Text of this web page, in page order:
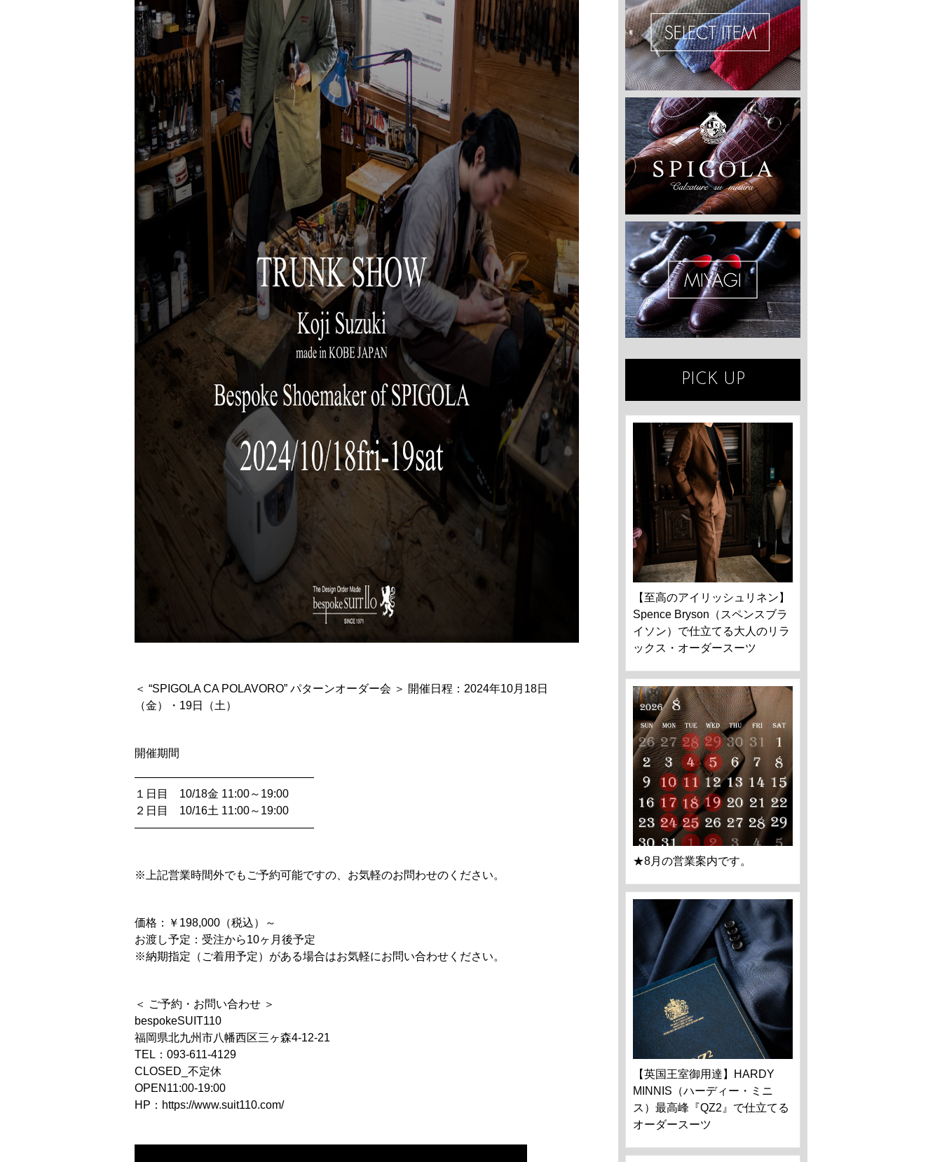
＜ “SPIGOLA CA POLAVORO” パターンオーダー会 ＞ 開催日程：2024年10月18日
（金）・19日（土）
開催期間
――――――――――――――――
１日目 10/18金 11:00～19:00
２日目 10/16土 11:00～19:00
――――――――――――――――
※上記営業時間外でもご予約可能ですの、お気軽のお問わせのください。
価格：￥198,000（税込）～
お渡し予定：受注から10ヶ月後予定
※納期指定（ご着用予定）がある場合はお気軽にお問い合わせください。
＜ ご予約・お問い合わせ ＞
bespokeSUIT110
福岡県北九州市八幡西区三ヶ森4-12-21
TEL：093-611-4129
CLOSED_不定休
OPEN11:00-19:00
HP：https://www.suit110.com/
PICK UP
【至高のアイリッシュリネン】
Spence Bryson（スペンスブラ
イソン）で仕立てる大人のリラ
ックス・オーダースーツ
★8月の営業案内です。
【英国王室御用達】HARDY
MINNIS（ハーディー・ミニ
ス）最高峰『QZ2』で仕立てる
オーダースーツ